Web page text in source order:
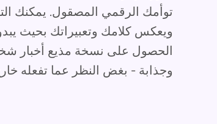
توأمك الرقمي المصقول. يمكنك
ويعكس كلامك وتعبيراتك بحيث
الحصول على نسخة مذيع أخبار
وجذابة - بغض النظر عما تفعله